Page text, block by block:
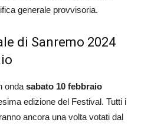
generale provvisoria.
di Sanremo 2024
onda sabato 10 febbraio
edizione del Festival. Tutti i
ancora una volta votati dal